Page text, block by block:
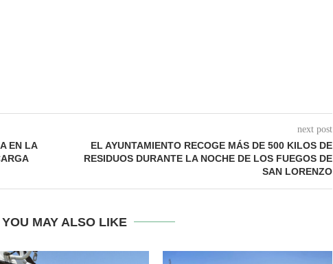
EN LA
next post
EL AYUNTAMIENTO RECOGE MÁS DE 500 KILOS DE
RESIDUOS DURANTE LA NOCHE DE LOS FUEGOS DE
SAN LORENZO
YOU MAY ALSO LIKE